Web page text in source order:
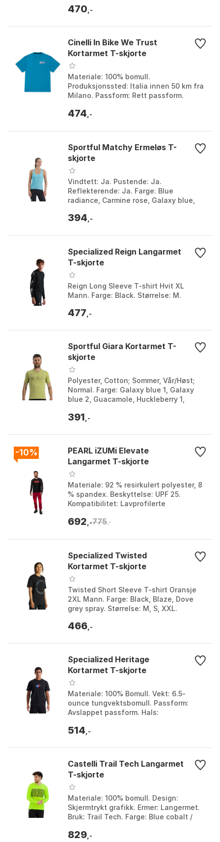
stretchstoff....
470 ,-
Cinelli In Bike We Trust
Kortarmet T-skjorte
Materiale: 100% bomull.
Produksjonssted: Italia innen 50 km fra
Milano. Passform: Rett passform.
Størrelse: M.
474 ,-
Sportful Matchy Ermeløs T-
skjorte
Vindtett: Ja. Pustende: Ja.
Reflekterende: Ja. Farge: Blue
radiance, Carmine rose, Galaxy blue,
394 ,-
Specialized Reign Langarmet
T-skjorte
Reign Long Sleeve T-shirt Hvit XL
Mann. Farge: Black. Størrelse: M.
477 ,-
Sportful Giara Kortarmet T-
skjorte
Polyester, Cotton; Sommer, Vår/Høst;
Normal. Farge: Galaxy blue 1, Galaxy
blue 2, Guacamole, Huckleberry 1,
cement. Størrelse: ...
391 ,-
-10%
PEARL iZUMi Elevate
Langarmet T-skjorte
Materiale: 92 % resirkulert polyester, 8
% spandex. Beskyttelse: UPF 25.
Kompatibilitet: Lavprofilerte
Pedal to Zero™ Program....
692 ,-775,-
Specialized Twisted
Kortarmet T-skjorte
Twisted Short Sleeve T-shirt Oransje
2XL Mann. Farge: Black, Blaze, Dove
grey spray. Størrelse: M, S, XXL.
466 ,-
Specialized Heritage
Kortarmet T-skjorte
Materiale: 100% Bomull. Vekt: 6.5-
ounce tungvektsbomull. Passform:
Avslappet passform. Hals:
Størrelse: XL.
514 ,-
Castelli Trail Tech Langarmet
T-skjorte
Materiale: 100% bomull. Design:
Skjermtrykt grafikk. Ermer: Langermet.
Bruk: Trail Tech. Farge: Blue cobalt /
olive / g...
829 ,-